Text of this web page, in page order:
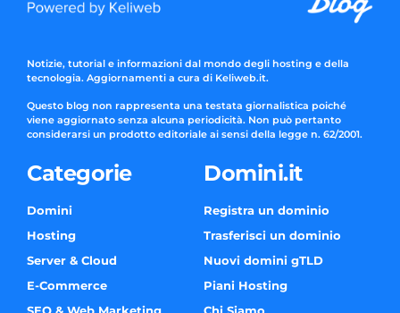
Notizie, tutorial e informazioni dal mondo degli hosting e della
tecnologia. Aggiornamenti a cura di Keliweb.it.
Questo blog non rappresenta una testata giornalistica poiché
viene aggiornato senza alcuna periodicità. Non può pertanto
considerarsi un prodotto editoriale ai sensi della legge n. 62/2001.
Categorie
Domini
Hosting
Server & Cloud
E-Commerce
Domini.it
Registra un dominio
Trasferisci un dominio
Nuovi domini gTLD
Piani Hosting